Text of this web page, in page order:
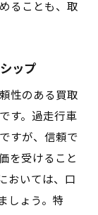
ることも、取
ップ
性のある買取
す。過走行車
すが、信頼で
を受けること
おいては、口
しょう。特